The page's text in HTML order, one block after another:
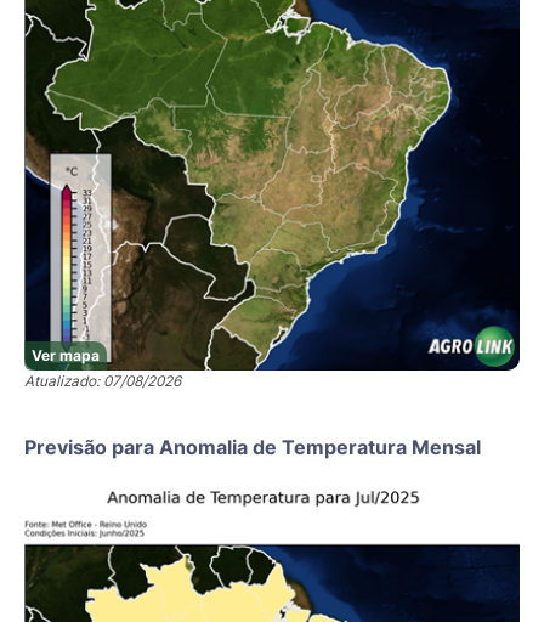
Ver mapa
Atualizado: 07/08/2026
Previsão para Anomalia de Temperatura Mensal